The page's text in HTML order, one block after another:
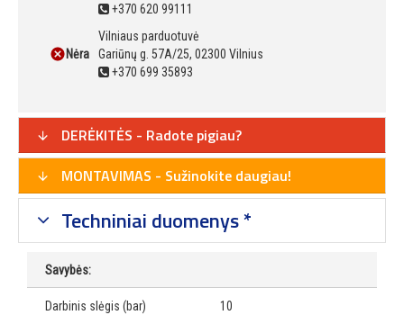
+370 620 99111
Nėra
Vilniaus parduotuvė
Gariūnų g. 57A/25, 02300 Vilnius
+370 699 35893
DERĖKITĖS - Radote pigiau?
MONTAVIMAS - Sužinokite daugiau!
Techniniai duomenys *
Savybės:
Darbinis slėgis (bar) 10